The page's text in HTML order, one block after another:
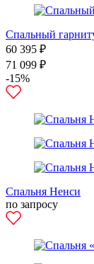
Спальный
60 395 ₽
71 099 ₽
-15%
Спальня Ненси
по запросу